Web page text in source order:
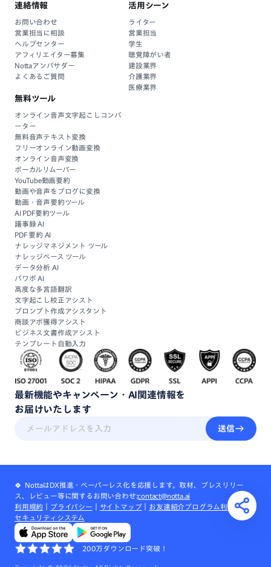
連絡情報
お問い合わせ
営業担当に相談
ヘルプセンター
アフィリエイター募集
Nottaアンバサダー
よくあるご質問
活用シーン
ライター
営業担当
学生
聴覚障がい者
建設業界
介護業界
医療業界
無料ツール
オンライン音声文字起こしコンバ
ーター
無料音声テキスト変換
フリーオンライン動画変換
オンライン音声変換
ボーカルリムーバー
YouTube動画要約
動画や音声をブログに変換
動画・音声要約ツール
AI PDF要約ツール
議事録 AI
PDF 要約 AI
ナレッジマネジメント ツール
ナレッジベース ツール
データ分析 AI
パワポ AI
高度な多言語翻訳
文字起こし校正アシスト
プロンプト作成アシスタント
商談アポ獲得アシスト
ビジネス文書作成アシスト
テンプレート自動入力
最新機能やキャンペーン・ AI関連情報を
お届けいたします
送信
🍀 NottaはDX推進・ペーパーレス化を応援します。取材、プレスリリー
ス、レビュー等に関するお問い合わせ:contact@notta.ai
利用規約
プライバシー サイトマップ｜ お友達紹介プログラム利用規約
｜
セキュリティシステム
200万ダウンロード突破！